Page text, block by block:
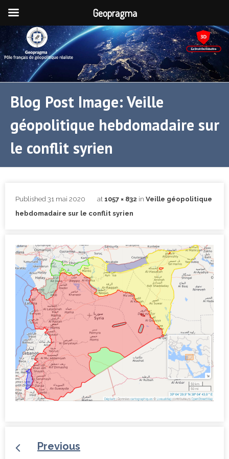
Blog Post Image: Veille
géopolitique hebdomadaire sur
le conflit syrien
Published 31 mai 2020 at 1057 × 832 in Veille géopolitique
hebdomadaire sur le conflit syrien
Previous
Geopragma